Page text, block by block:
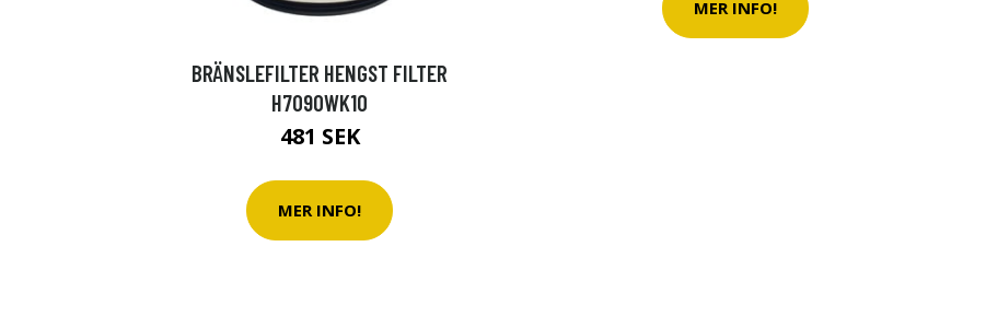
BRÄNSLEFILTER HENGST FILTER
H7090WK10
481 SEK
MER INFO!
MER INFO!